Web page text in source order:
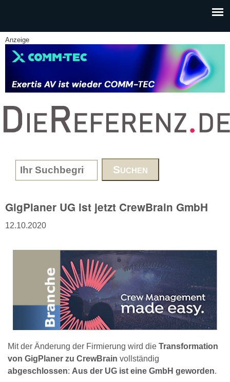
Anzeige
www.DieReferenz.de
Search form
GigPlaner UG ist jetzt CrewBrain GmbH
12.10.2020
Mit der Änderung der Firmierung wird die Transformation
von GigPlaner zu CrewBrain vollständig
abgeschlossen: Aus der UG ist eine GmbH geworden.